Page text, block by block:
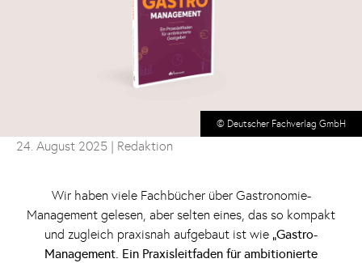
© Deutscher Fachverlag GmbH
24. August 2025 | Redaktion
Wir haben viele Fachbücher über Gastronomie-
Management gelesen, aber selten eines, das so kompakt
und zugleich praxisnah aufgebaut ist wie „Gastro-
Management. Ein Praxisleitfaden für ambitionierte